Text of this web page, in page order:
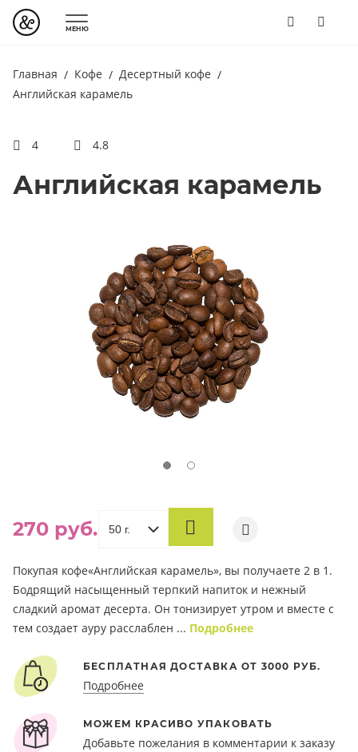
МЕНЮ
Главная Кофе
Десертный кофе
Английская карамель
4 4.8
Английская карамель
270 руб.
Покупая кофе«Английская карамель», вы получаете 2 в 1.
Бодрящий насыщенный терпкий напиток и нежный
сладкий аромат десерта. Он тонизирует утром и вместе с
тем создает ауру расслаблен ... Подробнее
БЕСПЛАТНАЯ ДОСТАВКА ОТ 3000 РУБ.
Подробнее
МОЖЕМ КРАСИВО УПАКОВАТЬ
Добавьте пожелания в комментарии к заказу